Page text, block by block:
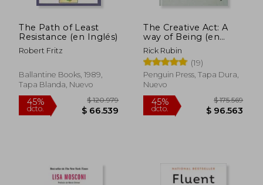
The Path of Least
Resistance (en Inglés)
Robert Fritz
Ballantine Books, 1989,
Tapa Blanda, Nuevo
The Creative Act: A
way of Being (en
Inglés)
Rick Rubin
(19)
Penguin Press, Tapa Dura,
Nuevo